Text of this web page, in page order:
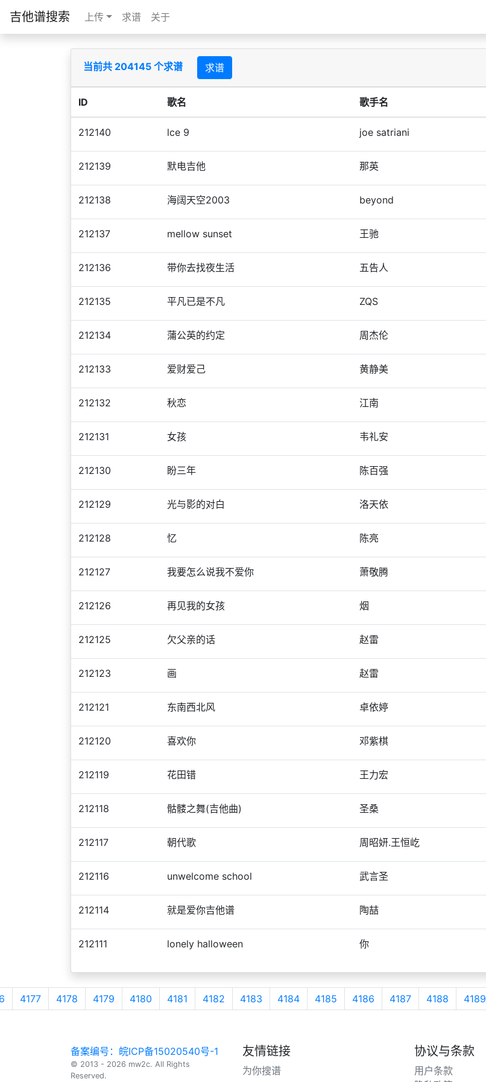
吉他谱搜索 上传 求谱 关于
当前共 204145 个求谱 求谱
ID 歌名 歌手名
212140 lce 9 joe satriani
212139 默电吉他 那英
212138 海阔天空2003 beyond
212137 mellow sunset 王驰
212136 带你去找夜生活 五告人
212135 平凡已是不凡 ZQS
212134 蒲公英的约定 周杰伦
212133 爱财爱己 黄静美
212132 秋恋 江南
212131 女孩 韦礼安
212130 盼三年 陈百强
212129 光与影的对白 洛天依
212128 忆 陈亮
212127 我要怎么说我不爱你 萧敬腾
212126 再见我的女孩 烟
212125 欠父亲的话 赵雷
212123 画 赵雷
212121 东南西北风 卓依婷
212120 喜欢你 邓紫棋
212119 花田错 王力宏
212118 骷髅之舞(吉他曲) 圣桑
212117 朝代歌 周昭妍.王恒屹
212116 unwelcome school 武言圣
212114 就是爱你吉他谱 陶喆
212111 lonely halloween 你
4177 4178 4179 4180 4181 4182 4183 4184 4185 4186 4187 4188 4189
备案编号：皖ICP备15020540号-1
© 2013 - 2026 mw2c. All Rights
Reserved.
友情链接
为你搜谱
协议与条款
用户条款